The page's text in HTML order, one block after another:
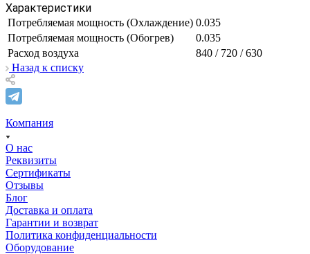
Характеристики
Потребляемая мощность (Охлаждение) 0.035
Потребляемая мощность (Обогрев)
0.035
Расход воздуха
840 / 720 / 630
Назад к списку
Компания
О нас
Реквизиты
Сертификаты
Отзывы
Блог
Доставка и оплата
Гарантии и возврат
Политика конфиденциальности
Оборудование